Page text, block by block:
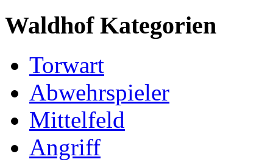
Waldhof Kategorien
Torwart
Abwehrspieler
Mittelfeld
Angriff